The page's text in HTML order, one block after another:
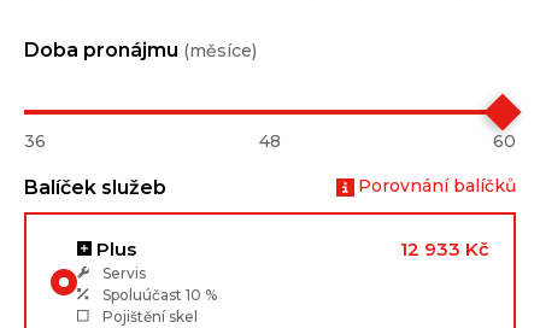
Doba pronájmu (měsíce)
36 48 60
Balíček služeb Porovnání balíčků
Plus 12 933 Kč
Servis
Spoluúčast 10 %
Pojištění skel